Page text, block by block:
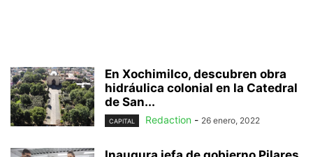
En Xochimilco, descubren obra
hidráulica colonial en la Catedral
de San...
CAPITAL Redaction - 26 enero, 2022